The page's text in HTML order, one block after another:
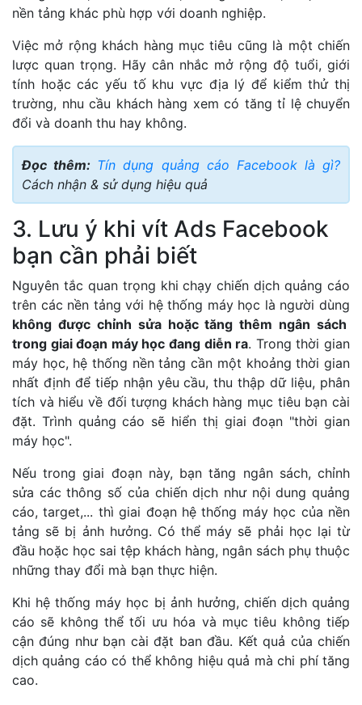
nền tảng khác phù hợp với doanh nghiệp.
Việc mở rộng khách hàng mục tiêu cũng là một chiến
lược quan trọng. Hãy cân nhắc mở rộng độ tuổi, giới
tính hoặc các yếu tố khu vực địa lý để kiểm thử thị
trường, nhu cầu khách hàng xem có tăng tỉ lệ chuyển
đổi và doanh thu hay không.
Đọc thêm: Tín dụng quảng cáo Facebook là gì?
Cách nhận & sử dụng hiệu quả
3. Lưu ý khi vít Ads Facebook
bạn cần phải biết
Nguyên tắc quan trọng khi chạy chiến dịch quảng cáo
trên các nền tảng với hệ thống máy học là người dùng
không được chỉnh sửa hoặc tăng thêm ngân sách
trong giai đoạn máy học đang diễn ra. Trong thời gian
máy học, hệ thống nền tảng cần một khoảng thời gian
nhất định để tiếp nhận yêu cầu, thu thập dữ liệu, phân
tích và hiểu về đối tượng khách hàng mục tiêu bạn cài
đặt. Trình quảng cáo sẽ hiển thị giai đoạn "thời gian
máy học".
Nếu trong giai đoạn này, bạn tăng ngân sách, chỉnh
sửa các thông số của chiến dịch như nội dung quảng
cáo, target,... thì giai đoạn hệ thống máy học của nền
tảng sẽ bị ảnh hưởng. Có thể máy sẽ phải học lại từ
đầu hoặc học sai tệp khách hàng, ngân sách phụ thuộc
những thay đổi mà bạn thực hiện.
Khi hệ thống máy học bị ảnh hưởng, chiến dịch quảng
cáo sẽ không thể tối ưu hóa và mục tiêu không tiếp
cận đúng như bạn cài đặt ban đầu. Kết quả của chiến
dịch quảng cáo có thể không hiệu quả mà chi phí tăng
cao.